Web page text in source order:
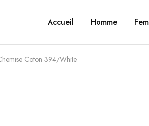
Accueil Homme
Coton 394/White